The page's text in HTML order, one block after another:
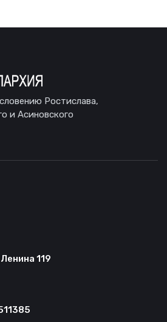
Ростислава,
и Асиновского
119